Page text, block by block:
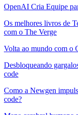
OpenAI Cria Equipe
Os melhores livros de
com o The Verge
Volta ao mundo com o
Desbloqueando
code
Como a Newgen
code?